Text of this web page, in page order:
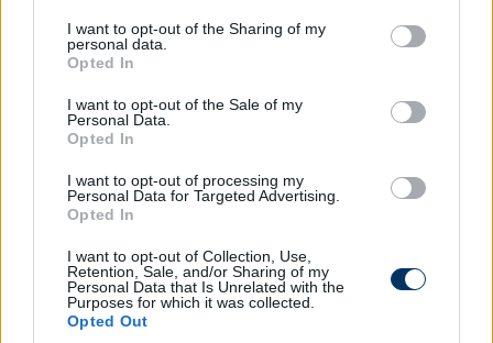
not limited to your visit or usage behaviour. You may click to
grant or deny consent to Google and its third-party tags to
use your data for below specified purposes in below Google
consent section.
I want to opt-out of the Sharing of my
personal data.
Opted In
I want to opt-out of the Sale of my
Personal Data.
Opted In
I want to opt-out of processing my
Personal Data for Targeted Advertising.
Opted In
I want to opt-out of Collection, Use,
Retention, Sale, and/or Sharing of my
Personal Data that Is Unrelated with the
Purposes for which it was collected.
Opted Out
el a "jövő", volt esetleg feléjük valami kérése, hogy
ezekhez a mérkőzésekhez ők hogyan álljanak?
mert én se tudok ilyet cserébe ígérni. Nézzék meg,
hogy az említett három mérkőzés hoz-e szerintük
érdemi változásokat, és ez alapján hozzanak
ítéletet. A drukkereket az érzelmeik vezérlik, ez így
van jól, így nem meglepő, hogy egyre nagyobb a
zúgolódás, de őket is beavattuk azokba a háttérben
zajló folyamatokba és okokba, amik ide vezettek.
Sok dolgot megértettek, elfogadtak, bízunk abban,
hogy ők is segítenek majd a kérdőjelet